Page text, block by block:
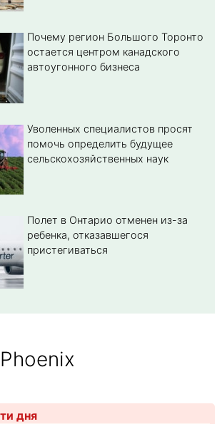
Почему регион Большого Торонто
остается центром канадского
автоугонного бизнеса
Уволенных специалистов просят
помочь определить будущее
сельскохозяйственных наук
Полет в Онтарио отменен из-за
ребенка, отказавшегося
пристегиваться
дня